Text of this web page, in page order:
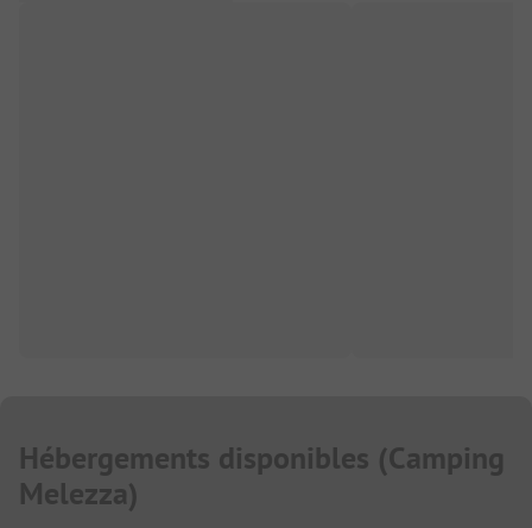
Hébergements disponibles (Camping
Melezza)